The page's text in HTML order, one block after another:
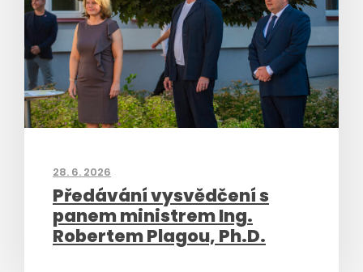
28. 6. 2026
Předávání vysvědčení s
panem ministrem Ing.
Robertem Plagou, Ph.D.